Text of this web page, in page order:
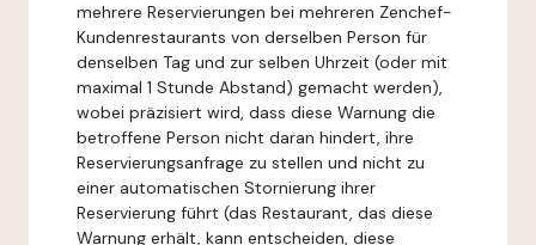
mehrere Reservierungen bei mehreren Zenchef-
Kundenrestaurants von derselben Person für
denselben Tag und zur selben Uhrzeit (oder mit
maximal 1 Stunde Abstand) gemacht werden),
wobei präzisiert wird, dass diese Warnung die
betroffene Person nicht daran hindert, ihre
Reservierungsanfrage zu stellen und nicht zu
einer automatischen Stornierung ihrer
Reservierung führt (das Restaurant, das diese
Warnung erhält, kann entscheiden, diese